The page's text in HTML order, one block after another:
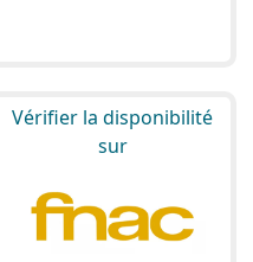
Vérifier la disponibilité
sur